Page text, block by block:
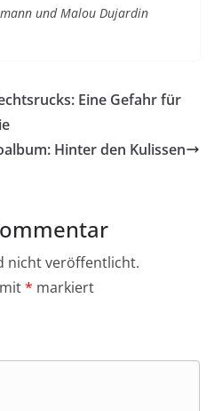
und Malou Dujardin
Eine Gefahr für
Hinter den Kulissen
nicht veröffentlicht.
* markiert